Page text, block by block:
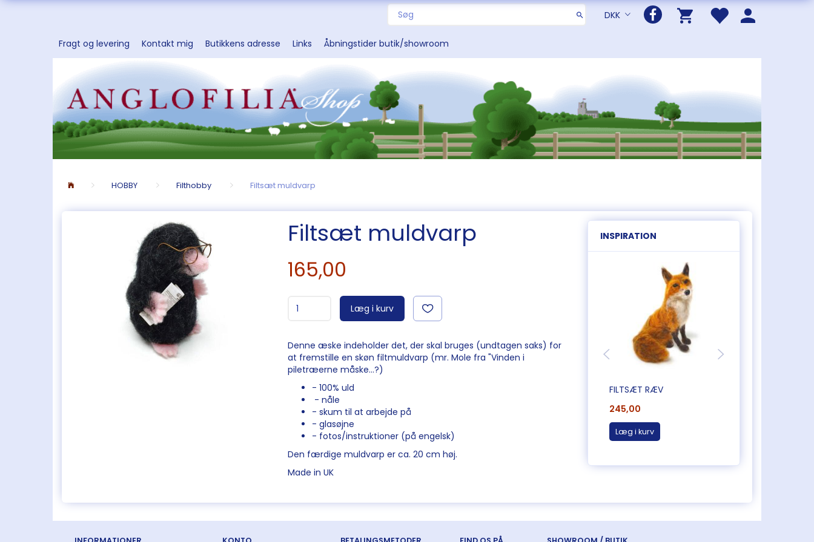
DKK
Fragt og levering Kontakt mig Butikkens adresse Links Åbningstider butik/showroom
HOBBY Filthobby Filtsæt muldvarp
Filtsæt muldvarp
165,00
Læg i kurv
Denne æske indeholder det, der skal bruges (undtagen saks) for
at fremstille en skøn filtmuldvarp (mr. Mole fra "Vinden i
piletræerne måske...?)
- 100% uld
- nåle
- skum til at arbejde på
- glasøjne
- fotos/instruktioner (på engelsk)
Den færdige muldvarp er ca. 20 cm høj.
Made in UK
INSPIRATION
FILTSÆT RÆV
245,00
Læg i kurv